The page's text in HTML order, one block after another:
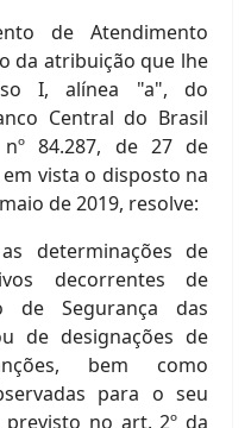
de Atendimento
da atribuição que lhe
I, alínea "a", do
Central do Brasil
84.287, de 27 de
vista o disposto na
de 2019, resolve:
determinações de
decorrentes de
de Segurança das
de designações de
bem como
para o seu
no art. 2º da